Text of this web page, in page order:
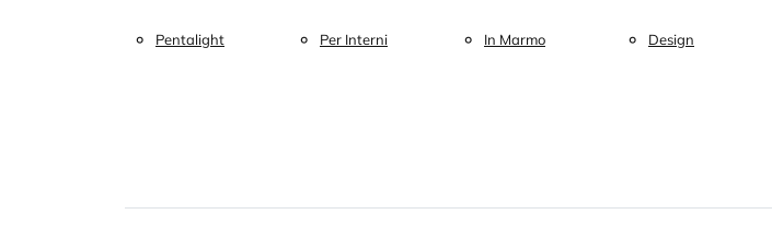
Pentalight Per Interni In Marmo Design